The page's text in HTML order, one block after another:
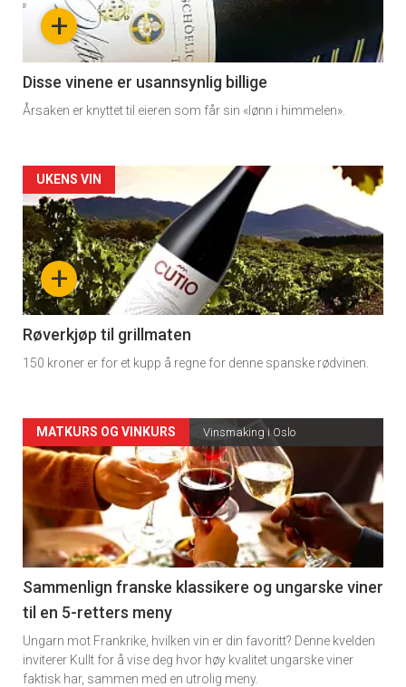
nå
3
+
Disse vinene er usannsynlig billige
Årsaken er knyttet til eieren som får sin «lønn i himmelen».
Forsiden
akkurat
nå
-
4
+
UKENS VIN
Røverkjøp til grillmaten
150 kroner er for et kupp å regne for denne spanske rødvinen.
Forsiden
akkurat
nå
-
5
MATKURS OG VINKURS Vinsmaking i Oslo
Sammenlign franske klassikere og ungarske viner
til en 5-retters meny
Ungarn mot Frankrike, hvilken vin er din favoritt? Denne kvelden
inviterer Kullt for å vise deg hvor høy kvalitet ungarske viner
faktisk har, sammen med en utrolig meny.